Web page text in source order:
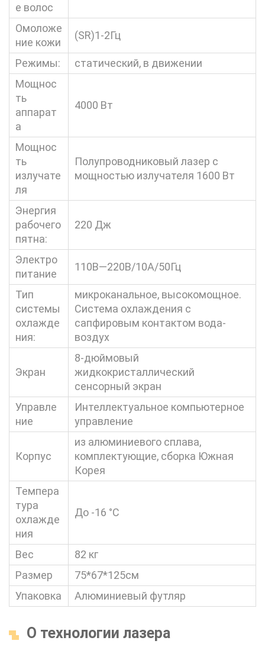
е волос
Омоложе
ние кожи
(SR)1-2Гц
Режимы:
статический, в движении
Мощнос
ть
аппарат
а
4000 Вт
Мощнос
ть
излучате
ля
Полупроводниковый лазер с
мощностью излучателя 1600 Вт
Энергия
рабочего
пятна:
220 Дж
Электро
питание
110В—220В/10А/50Гц
Тип
системы
охлажде
ния:
микроканальное, высокомощное.
Система охлаждения с
сапфировым контактом вода-
воздух
Экран
8-дюймовый
жидкокристаллический
сенсорный экран
Управле
ние
Интеллектуальное компьютерное
управление
Корпус
из алюминиевого сплава,
комплектующие, сборка Южная
Корея
Темпера
тура
охлажде
ния
До -16 °С
Вес
82 кг
Размер
75*67*125см
Упаковка
Алюминиевый футляр
О технологии лазера